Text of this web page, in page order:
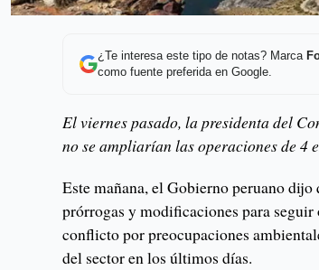
¿Te interesa este tipo de notas? Marca
como fuente preferida en Google.
El viernes pasado, la presidenta del
no se ampliarían las operaciones de 4
Este mañana, el Gobierno peruano
prórrogas y modificaciones para seguir
conflicto por preocupaciones
del sector en los últimos días.